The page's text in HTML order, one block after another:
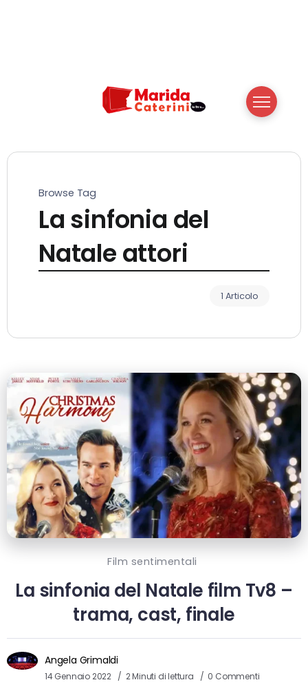
Browse Tag
La sinfonia del
Natale attori
1 Articolo
Film sentimentali
La sinfonia del Natale film Tv8 –
trama, cast, finale
Angela Grimaldi
14 Gennaio 2022 2 Minuti di lettura 0 Commenti